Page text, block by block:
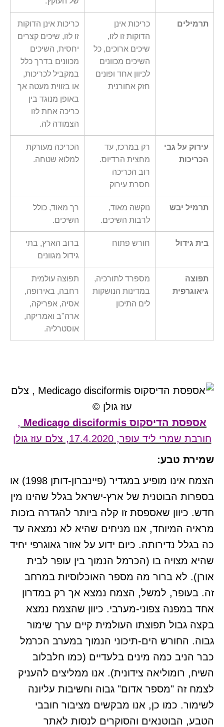
תרמילים
כריכות אינן
הדוקות זו לזו,
שיכים ארוכים, כל
השיכים מכוונים
לכיוון אחד ופונים
חזק אחורנית
כריכות אינן הדוקות
זו לזו, שיכים קצרים
יחסית, השיכים
מכוונים בדרך כלל
במקביל לכריכות,
או בזווית מעטה אך
באופן מנוגד בין
כריכה אחת לזו
הצמודה לה.
עירוק על גבי
הכריכות
רק במרכז, עד
מחצית הרדיוס.
רוב הכריכה
חסרת עירוק
הכריכה מעורקת
למלוא שטחה.
תרמיל יבש
נוקשה מאוד,
לרבות השיכים.
רך מאוד, כולל
השיכים.
בית גידול חורש פתוח
ברוב הארץ, בתי
גידול מגוונים
תפוצה
גיאוגרפית
מספרד לתורכיה,
במדינות הנושקות
לים התיכון
תפוצה עולמית
רחבה, באירופה,
אסיה, אפריקה,
ארה"ב ואמריקה,
אוסטרליה.
אספסת הדיסקוס Medicago disciformis
,
חורבת שמרי ליד עופר, 17.4.2020, צלם עוז גולן
שמירת טבע:
הצמח אינו מופיע במגדיר (פיינברון-דותן 1998) או
בספרות הבוטנית של ארץ-ישראל בגלל שהינו מין
חדש. כיוון שאספסת זו קלה ביותר להגדרה בזכות
מראיה המיוחד, אנו מניחים שהיא לא נמצאה עד
כה בגלל נדירותה. כיום ידוע על אזור גאוגרפי יחיד
שהיא מצויה בו (הכרמל הנמוך בין עופר לבית
אורן). לא ברור מה מספר האוכלוסיות במרחב
זה. בעופר, למשל, הצמח נמצא אך רק במדרון
אחד במפנה צפוני-מערבי. כיוון שהצמח נמצא
בקצה גבול תפוצתו העולמית קיים ערך שימור
גבוה. החורש הים-תיכוני הנמוך במערב הכרמל
כבר הניב כמה מינים בלעדיים (כמו חלבלוב
השיח, רומוליאה צידונית). אנו ממליצים להעניק
לצמח זה "מספר אדום" גבוה וחשיבות עליונה
לשימור. כמו כן, אנו מבקשים מציבור חובבי
הטבע, הבוטנאים והסוקרים לנסות לאתר